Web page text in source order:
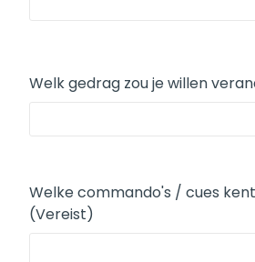
Welk gedrag zou je willen
Welke commando's / cues
(Vereist)